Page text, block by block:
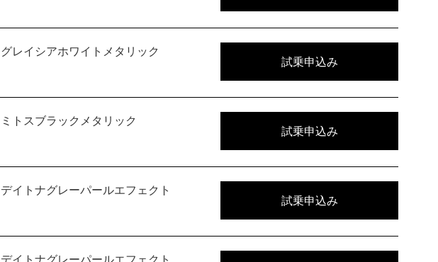
グレイシアホワイトメタリック
試乗申込み
ミトスブラックメタリック
試乗申込み
デイトナグレーパールエフェクト
試乗申込み
デイトナグレーパールエフェクト